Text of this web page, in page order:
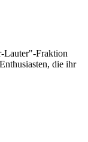
Lauter"-Fraktion
die ihr